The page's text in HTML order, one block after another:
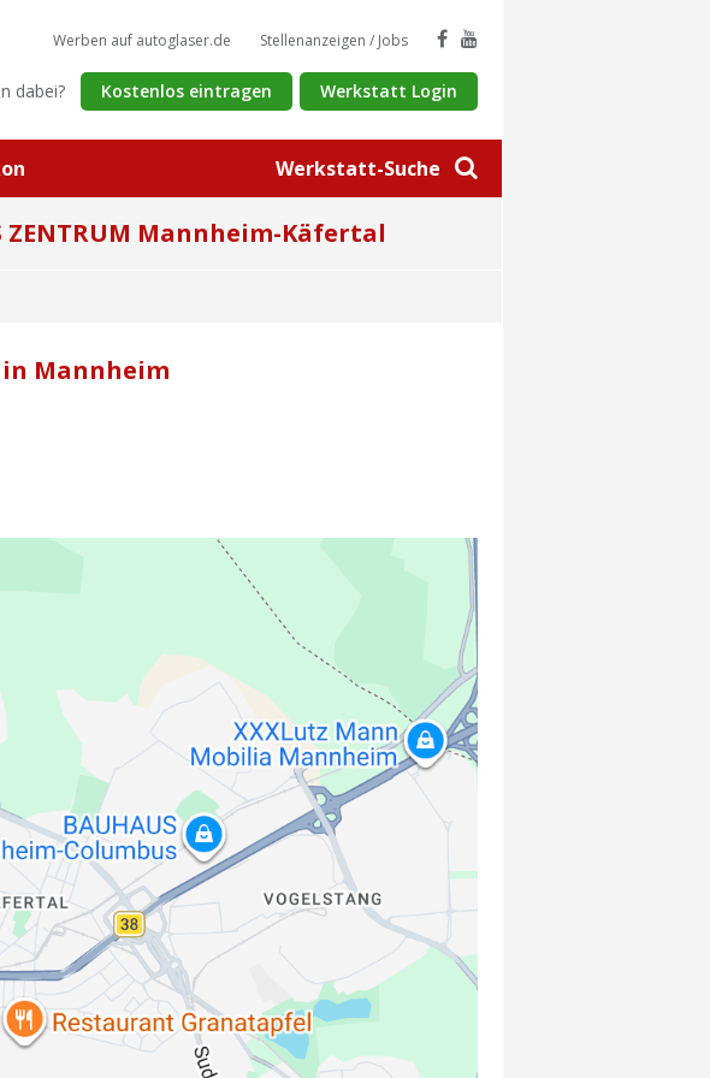
Werkstatt-Suche
Werben auf autoglaser.de Stellenanzeigen / Jobs
dabei? Kostenlos eintragen Werkstatt Login
ZENTRUM Mannheim-Käfertal
in Mannheim